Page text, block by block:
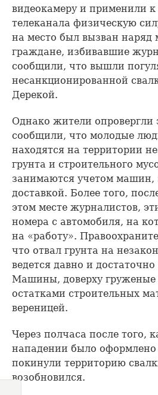
видеокамеру и применили
телеканала физическую
на место был вызван наряд
граждане, избивавшие
сообщили, что вышли
несанкционированной
Дерекой.
Однако жители опровергли
сообщили, что молодые
находятся на территории
грунта и строительного
занимаются учетом машин,
доставкой. Более того,
этом месте журналистов,
номера с автомобиля, на
на «работу».
что отвал грунта на
ведется давно и
Машины, доверху груженые
остатками строительных
вереницей.
Через полчаса после того,
нападении было
покинули территорию
возобновился.